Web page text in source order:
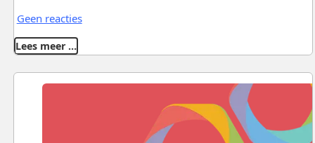
Geen reacties
Lees meer …